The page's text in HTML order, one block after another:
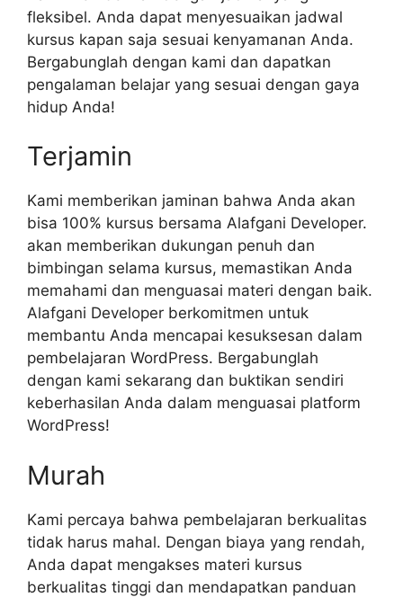
fleksibel. Anda dapat menyesuaikan jadwal
kursus kapan saja sesuai kenyamanan Anda.
Bergabunglah dengan kami dan dapatkan
pengalaman belajar yang sesuai dengan gaya
hidup Anda!
Terjamin
Kami memberikan jaminan bahwa Anda akan
bisa 100% kursus bersama Alafgani Developer.
akan memberikan dukungan penuh dan
bimbingan selama kursus, memastikan Anda
memahami dan menguasai materi dengan baik.
Alafgani Developer berkomitmen untuk
membantu Anda mencapai kesuksesan dalam
pembelajaran WordPress. Bergabunglah
dengan kami sekarang dan buktikan sendiri
keberhasilan Anda dalam menguasai platform
WordPress!
Murah
Kami percaya bahwa pembelajaran berkualitas
tidak harus mahal. Dengan biaya yang rendah,
Anda dapat mengakses materi kursus
berkualitas tinggi dan mendapatkan panduan